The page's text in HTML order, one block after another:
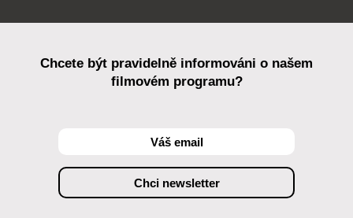
Chcete být pravidelně informováni o našem
filmovém programu?